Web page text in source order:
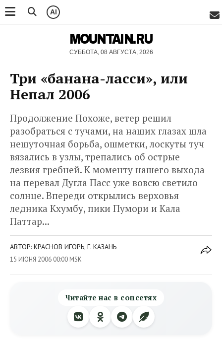
AI
MOUNTAIN.RU
СУББОТА, 08 АВГУСТА, 2026
Три «банана-ласси», или
Непал 2006
Продолжение Похоже, ветер решил
разобраться с тучами, на наших глазах шла
нешуточная борьба, ошметки, лоскуты туч
вязались в узлы, трепались об острые
лезвия гребней. К моменту нашего выхода
на перевал Дугла Пасс уже вовсю светило
солнце. Впереди открылись верховья
ледника Кхумбу, пики Пумори и Кала
Паттар...
АВТОР: КРАСНОВ ИГОРЬ, Г. КАЗАНЬ
15 ИЮНЯ 2006 00:00 MSK
Читайте нас в соцсетях